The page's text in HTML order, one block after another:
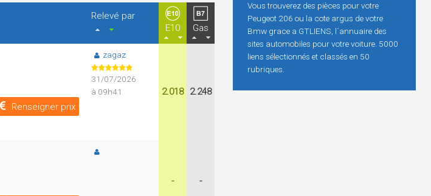
Relevé par
E10
Gas
Renseigner prix
zagaz
31/07/2026
à 09h41
2.018 2.248
- -
Vous trouverez des pièces pour votre
Peugeot 206 ou la cote argus de votre
Bmw grace a GTLIENS, l´annuaire des
sites automobiles pour votre voiture. 5000
liens sélectionnés et classés en 50
rubriques.